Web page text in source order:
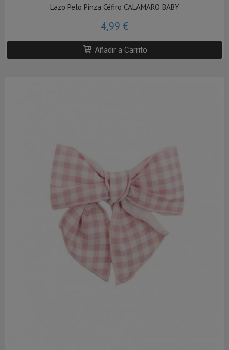
Lazo Pelo Pinza Céfiro CALAMARO BABY
4,99 €
Añadir a Carrito